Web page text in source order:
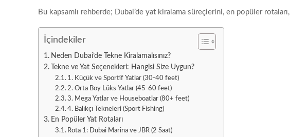
Bu kapsamlı rehberde; Dubai’de yat kiralama süreçlerini, en popüler
İçindekiler
Neden Dubai’de Tekne Kiralamalısınız?
Tekne ve Yat Seçenekleri: Hangisi Size Uygun?
1. Küçük ve Sportif Yatlar (30-40 feet)
2. Orta Boy Lüks Yatlar (45-60 feet)
3. Mega Yatlar ve Houseboatlar (80+ feet)
4. Balıkçı Tekneleri (Sport Fishing)
En Popüler Yat Rotaları
Rota 1: Dubai Marina ve JBR (2 Saat)